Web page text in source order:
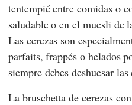
tentempié entre comidas o
saludable o en el muesli de
Las cerezas son
parfaits, frappés o helados
siempre debes deshuesar
La bruschetta de cerezas